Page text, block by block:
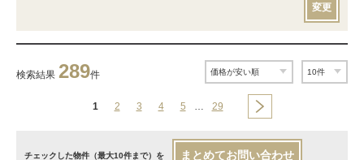
変更
検索結果 289件
1 2 3 4 5 … 29
チェックした物件（最大10件まで）を まとめてお問い合わせ